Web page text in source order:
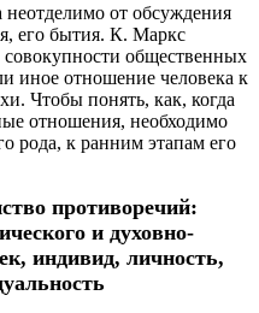
от обсуждения
его бытия. К. Маркс
совокупности общественных
иное отношение человека к
Чтобы понять, как, когда
отношения, необходимо
рода, к ранним этапам его
противоречий:
и духовно-
индивид, личность,